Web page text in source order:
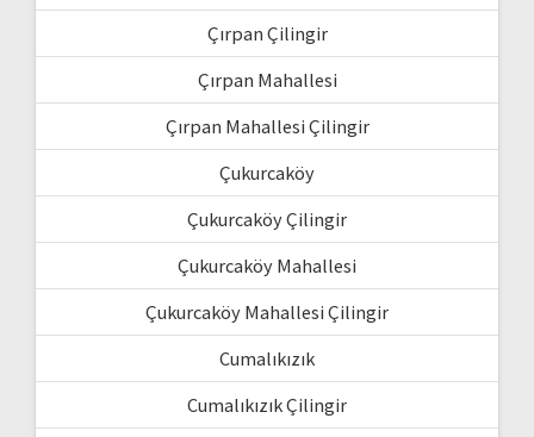
Çırpan Çilingir
Çırpan Mahallesi
Çırpan Mahallesi Çilingir
Çukurcaköy
Çukurcaköy Çilingir
Çukurcaköy Mahallesi
Çukurcaköy Mahallesi Çilingir
Cumalıkızık
Cumalıkızık Çilingir